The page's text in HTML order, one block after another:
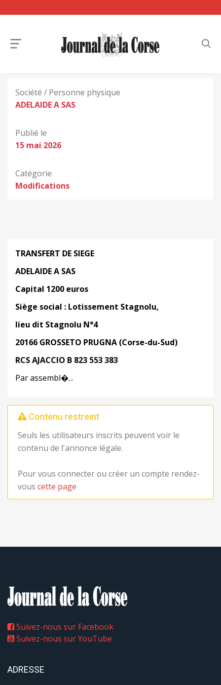
Société / Personne physique
ADELAIDE A SAS
Publié le
15 mai 2026
Catégorie
Modifications
TRANSFERT DE SIEGE
ADELAIDE A SAS
Capital 1200 euros
Siège social : Lotissement Stagnolu,
lieu dit Stagnolu N°4
20166 GROSSETO PRUGNA (Corse-du-Sud)
RCS AJACCIO B 823 553 383
Par assembl�...
Contenu restreint
Seuls les utilisateurs inscrits peuvent voir le
contenu de l'annonce légale.
Pour vous connecter ou créer un compte rendez-
vous cette page
Suivez-nous sur Facebook
Suivez-nous sur YouTube
ADRESSE